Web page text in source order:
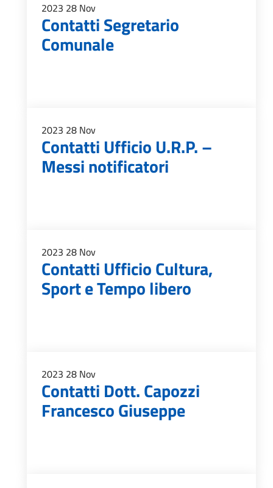
2023 28 Nov
Contatti Segretario
Comunale
2023 28 Nov
Contatti Ufficio U.R.P. –
Messi notificatori
2023 28 Nov
Contatti Ufficio Cultura,
Sport e Tempo libero
2023 28 Nov
Contatti Dott. Capozzi
Francesco Giuseppe